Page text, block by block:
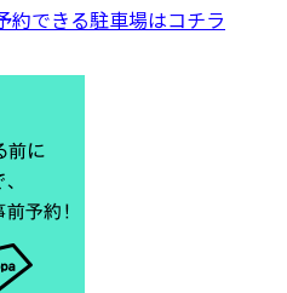
約できる駐車場はコチラ